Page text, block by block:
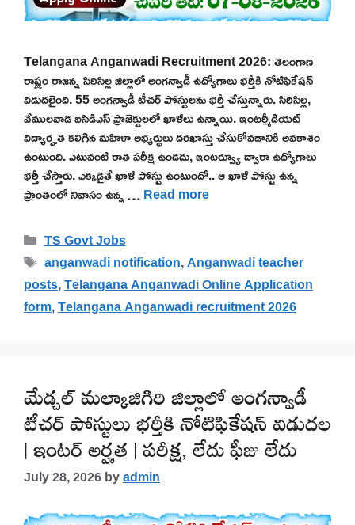
Telangana Anganwadi Recruitment 2026: తెలంగాణ
రాష్ట్రం రాజన్న సిరిసిల్ల జిల్లాలో అంగన్వాడీ ఉద్యోగాలు భర్తీకి నోటిఫికేషన్
విడుదలైంది. 55 అంగన్వాడీ టీచర్ పోస్టులను భర్తీ చేస్తున్నారు. సిరిసిల్ల,
వేములవాడ ఐసిడిఎస్ ప్రాజెక్టులలో ఖాళీలు ఉన్నాయి. ఇంటర్మీడియట్
విద్యార్హత కలిగిన మహిళా అభ్యర్థులు దరఖాస్తు చేసుకోవడానికి అవకాశం
ఉంటుంది. ఎటువంటి రాత పరీక్ష ఉండదు, ఇంటర్వ్యూ ద్వారా ఉద్యోగాలు
భర్తీ చేస్తారు. ఎక్కడైతే ఖాళీ పోస్టు ఉంటుందో.. ఆ ఖాళీ పోస్టు ఉన్న
ప్రాంతంలో నివాసం ఉన్న …Read more
Categories
TS Govt Jobs
Tags
anganwadi notification,Anganwadi teacher
posts,Telangana Anganwadi Online Application
form,Telangana Anganwadi recruitment 2026
మేడ్చల్ మల్కాజిగిరి జిల్లాలో అంగన్వాడీ
టీచర్ పోస్టులు భర్తీకి నోటిఫికేషన్ విడుదల
| ఇంటర్ అర్హత | పరీక్ష, లేదు ఫీజు లేదు
July 28, 2026byadmin